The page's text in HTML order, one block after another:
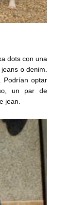
dots con una
o denim.
Podrían optar
un par de
jean.